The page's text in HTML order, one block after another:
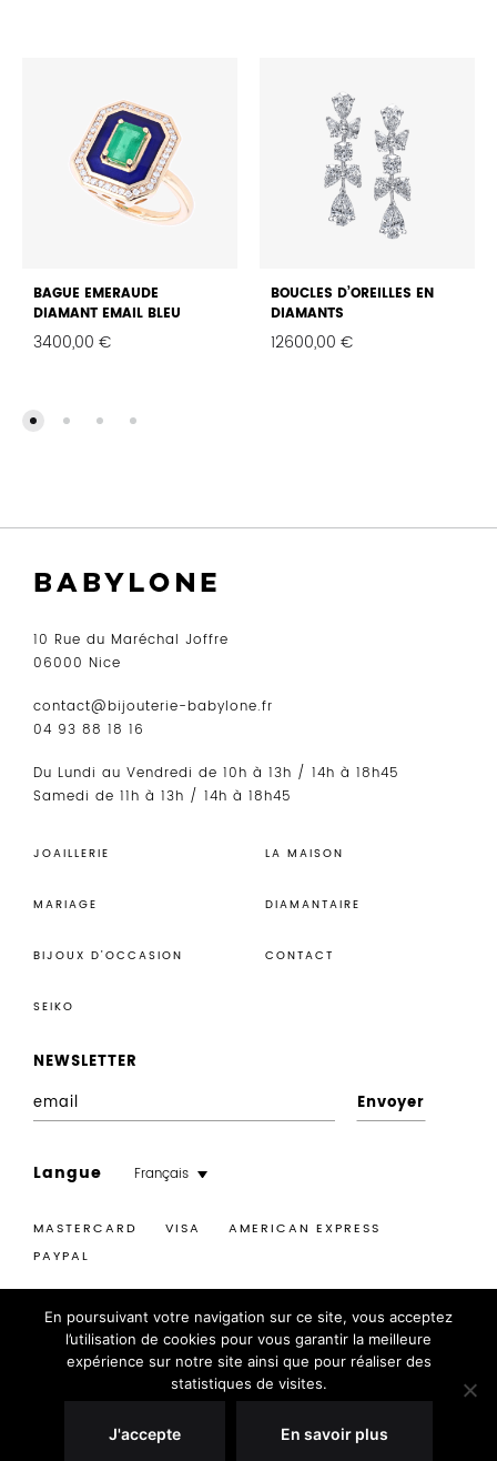
BAGUE EMERAUDE
DIAMANT EMAIL BLEU
3400,00 €
BOUCLES D’OREILLES EN
DIAMANTS
12600,00 €
10 Rue du Maréchal Joffre
06000 Nice
contact@bijouterie-babylone.fr
04 93 88 18 16
Du Lundi au Vendredi de 10h à 13h / 14h à 18h45
Samedi de 11h à 13h / 14h à 18h45
JOAILLERIE
MARIAGE
BIJOUX D’OCCASION
SEIKO
LA MAISON
DIAMANTAIRE
CONTACT
NEWSLETTER
n
t
r
e
e
Langue Français
MASTERCARD VISA AMERICAN EXPRESS
PAYPAL
©2026BABYLONE | MENTIONS LÉGALES |
POLITIQUE
DE CONFIDENTIALITÉ
| CGV | GUIDES
DESIGN BY CAL.GRAPHICDESIGN
En poursuivant votre navigation sur ce site, vous acceptez
l’utilisation de cookies pour vous garantir la meilleure
expérience sur notre site ainsi que pour réaliser des
statistiques de visites.
J'accepte En savoir plus